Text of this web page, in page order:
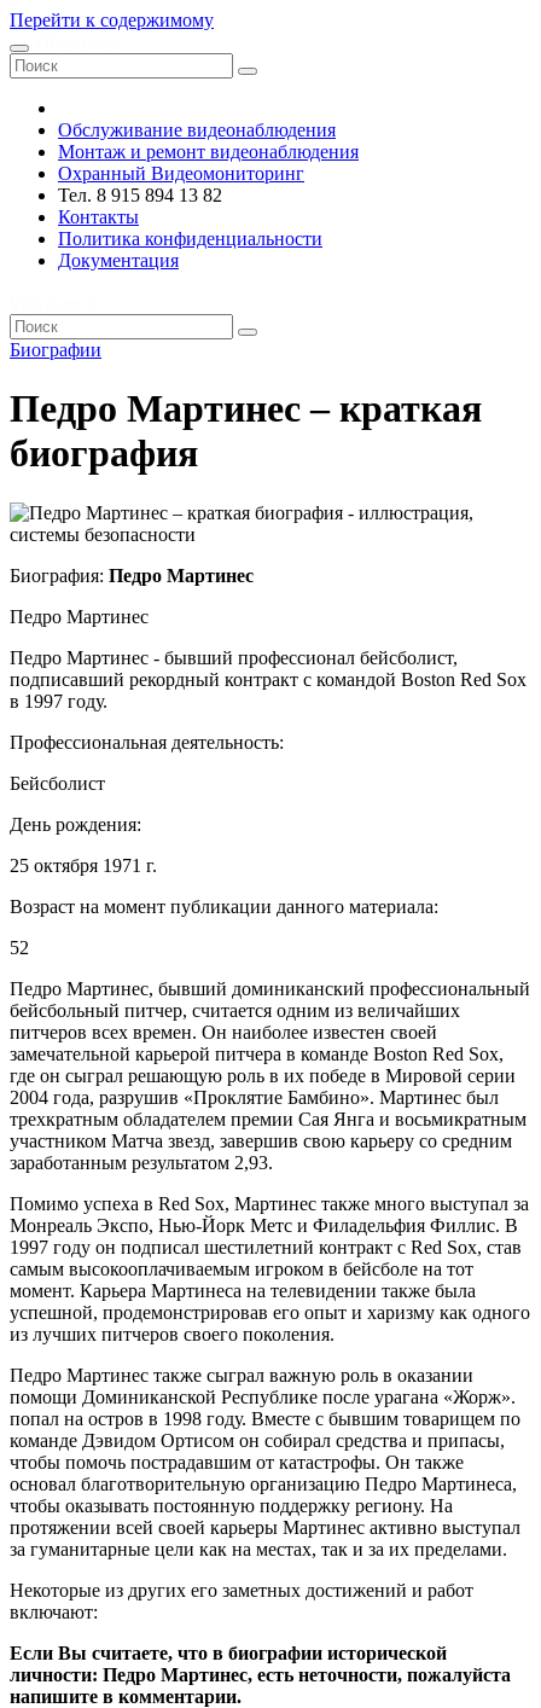
Перейти к содержимому
Обслуживание видеонаблюдения
Монтаж и ремонт видеонаблюдения
Охранный Видеомониторинг
Тел. 8 915 894 13 82
Контакты
Политика конфиденциальности
Документация
Биографии
Педро Мартинес – краткая
биография
Биография: Педро Мартинес
Педро Мартинес
Педро Мартинес - бывший профессионал бейсболист,
подписавший рекордный контракт с командой Boston Red Sox
в 1997 году.
Профессиональная деятельность:
Бейсболист
День рождения:
25 октября 1971 г.
Возраст на момент публикации данного материала:
52
Педро Мартинес, бывший доминиканский профессиональный
бейсбольный питчер, считается одним из величайших
питчеров всех времен. Он наиболее известен своей
замечательной карьерой питчера в команде Boston Red Sox,
где он сыграл решающую роль в их победе в Мировой серии
2004 года, разрушив «Проклятие Бамбино». Мартинес был
трехкратным обладателем премии Сая Янга и восьмикратным
участником Матча звезд, завершив свою карьеру со средним
заработанным результатом 2,93.
Помимо успеха в Red Sox, Мартинес также много выступал за
Монреаль Экспо, Нью-Йорк Метс и Филадельфия Филлис. В
1997 году он подписал шестилетний контракт с Red Sox, став
самым высокооплачиваемым игроком в бейсболе на тот
момент. Карьера Мартинеса на телевидении также была
успешной, продемонстрировав его опыт и харизму как одного
из лучших питчеров своего поколения.
Педро Мартинес также сыграл важную роль в оказании
помощи Доминиканской Республике после урагана «Жорж».
попал на остров в 1998 году. Вместе с бывшим товарищем по
команде Дэвидом Ортисом он собирал средства и припасы,
чтобы помочь пострадавшим от катастрофы. Он также
основал благотворительную организацию Педро Мартинеса,
чтобы оказывать постоянную поддержку региону. На
протяжении всей своей карьеры Мартинес активно выступал
за гуманитарные цели как на местах, так и за их пределами.
Некоторые из других его заметных достижений и работ
включают:
Если Вы считаете, что в биографии исторической
личности: Педро Мартинес, есть неточности, пожалуйста
напишите в комментарии.